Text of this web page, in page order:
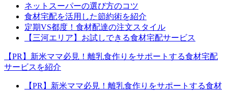
ネットスーパーの選び方のコツ
食材宅配を活用した節約術を紹介
定期VS都度！食材配達の注文スタイル
【三河エリア】お試しできる食材宅配サービス
【PR】新米ママ必見！離乳食作りをサポートする食材宅配
サービスを紹介
【PR】新米ママ必見！離乳食作りをサポートする食材